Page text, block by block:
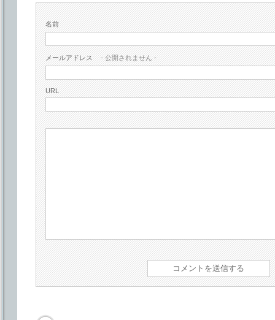
名前
メールアドレス - 公開されません -
URL